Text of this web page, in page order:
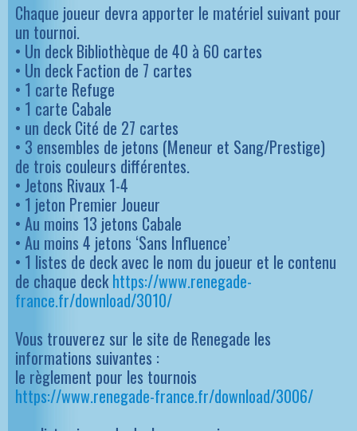
Chaque joueur devra apporter le matériel suivant pour
un tournoi.
• Un deck Bibliothèque de 40 à 60 cartes
• Un deck Faction de 7 cartes
• 1 carte Refuge
• 1 carte Cabale
• un deck Cité de 27 cartes
• 3 ensembles de jetons (Meneur et Sang/Prestige)
de trois couleurs différentes.
• Jetons Rivaux 1-4
• 1 jeton Premier Joueur
• Au moins 13 jetons Cabale
• Au moins 4 jetons ‘Sans Influence’
• 1 listes de deck avec le nom du joueur et le contenu
de chaque deckhttps://www.renegade-
france.fr/download/3010/
Vous trouverez sur le site de Renegade les
informations suivantes :
le règlement pour les tournois
https://www.renegade-france.fr/download/3006/